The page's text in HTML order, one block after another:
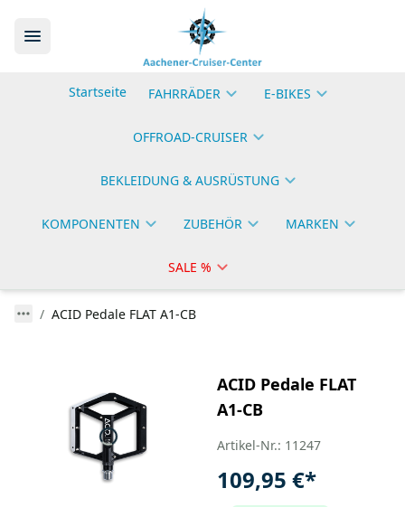
Startseite FAHRRÄDER E-BIKES
OFFROAD-CRUISER
BEKLEIDUNG & AUSRÜSTUNG
KOMPONENTEN ZUBEHÖR MARKEN
SALE %
ACID Pedale FLAT A1-CB
ACID Pedale FLAT
A1-CB
Artikel-Nr.: 11247
109,95 €*